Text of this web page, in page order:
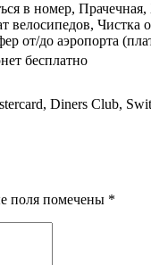
в номер,
велосипедов, Чистка
от/до аэропорта
бесплатно
Diners Club,
поля помечены *